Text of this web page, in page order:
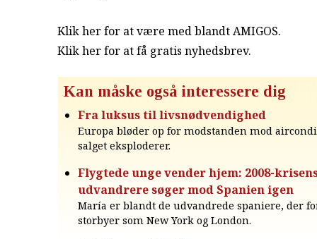
Klik her for at være med blandt AMIGOS.
Klik her for at få gratis nyhedsbrev.
Kan måske også interessere dig
Fra luksus til livsnødvendighed
Europa bløder op for modstanden mod
salget eksploderer.
Flygtede unge vender hjem: 2008-
udvandrere søger mod Spanien igen
María er blandt de udvandrede spaniere, der
storbyer som New York og London.